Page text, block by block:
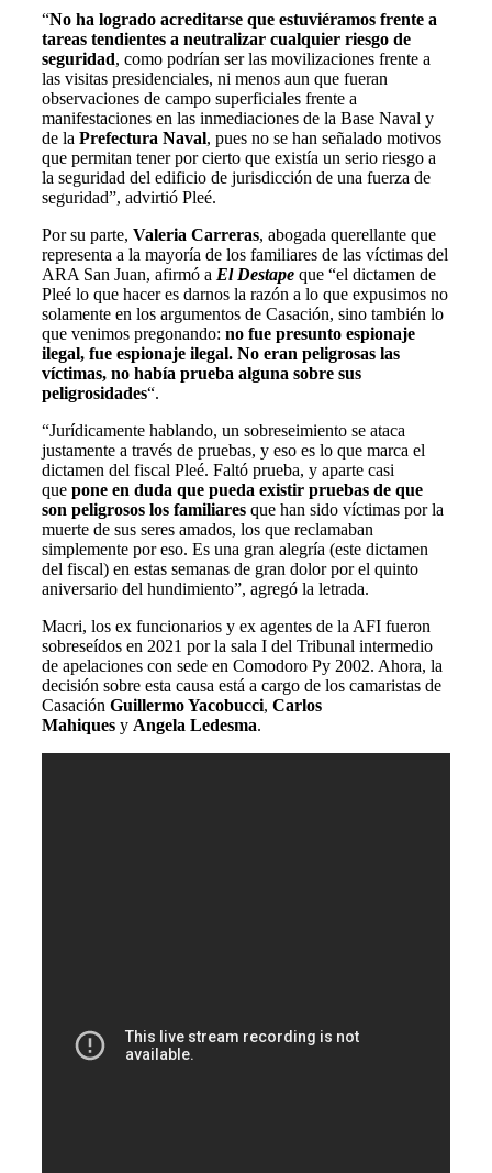
“No ha logrado acreditarse que estuviéramos frente a
tareas tendientes a neutralizar cualquier riesgo de
seguridad, como podrían ser las movilizaciones frente a
las visitas presidenciales, ni menos aun que fueran
observaciones de campo superficiales frente a
manifestaciones en las inmediaciones de la Base Naval y
de la Prefectura Naval, pues no se han señalado motivos
que permitan tener por cierto que existía un serio riesgo a
la seguridad del edificio de jurisdicción de una fuerza de
seguridad”, advirtió Pleé.
Por su parte, Valeria Carreras, abogada querellante que
representa a la mayoría de los familiares de las víctimas del
ARA San Juan, afirmó a El Destape que “el dictamen de
Pleé lo que hacer es darnos la razón a lo que expusimos no
solamente en los argumentos de Casación, sino también lo
que venimos pregonando: no fue presunto espionaje
ilegal, fue espionaje ilegal. No eran peligrosas las
víctimas, no había prueba alguna sobre sus
peligrosidades“.
“Jurídicamente hablando, un sobreseimiento se ataca
justamente a través de pruebas, y eso es lo que marca el
dictamen del fiscal Pleé. Faltó prueba, y aparte casi
que pone en duda que pueda existir pruebas de que
son peligrosos los familiares que han sido víctimas por la
muerte de sus seres amados, los que reclamaban
simplemente por eso. Es una gran alegría (este dictamen
del fiscal) en estas semanas de gran dolor por el quinto
aniversario del hundimiento”, agregó la letrada.
Macri, los ex funcionarios y ex agentes de la AFI fueron
sobreseídos en 2021 por la sala I del Tribunal intermedio
de apelaciones con sede en Comodoro Py 2002. Ahora, la
decisión sobre esta causa está a cargo de los camaristas de
Casación Guillermo Yacobucci, Carlos
Mahiques y Angela Ledesma.